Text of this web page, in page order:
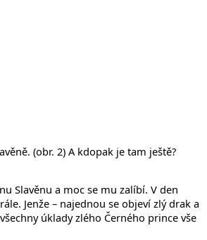
(obr. 2) A kdopak je tam ještě?
Slavěnu a moc se mu zalíbí. V den
Jenže – najednou se objeví zlý drak a
úklady zlého Černého prince vše